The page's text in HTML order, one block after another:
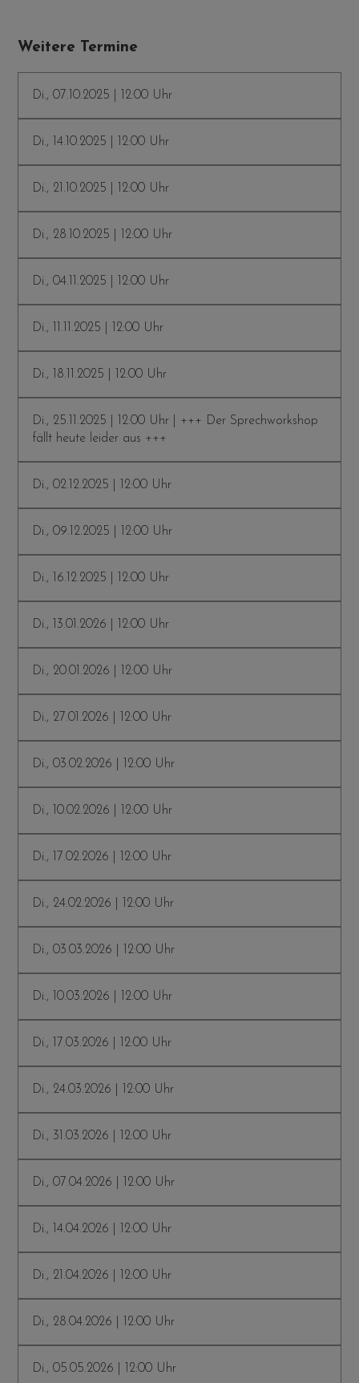
Weitere Termine
Di., 07.10.2025 | 12:00 Uhr
Di., 14.10.2025 | 12:00 Uhr
Di., 21.10.2025 | 12:00 Uhr
Di., 28.10.2025 | 12:00 Uhr
Di., 04.11.2025 | 12:00 Uhr
Di., 11.11.2025 | 12:00 Uhr
Di., 18.11.2025 | 12:00 Uhr
Di., 25.11.2025 | 12:00 Uhr | +++ Der Sprechworkshop
fällt heute leider aus +++
Di., 02.12.2025 | 12:00 Uhr
Di., 09.12.2025 | 12:00 Uhr
Di., 16.12.2025 | 12:00 Uhr
Di., 13.01.2026 | 12:00 Uhr
Di., 20.01.2026 | 12:00 Uhr
Di., 27.01.2026 | 12:00 Uhr
Di., 03.02.2026 | 12:00 Uhr
Di., 10.02.2026 | 12:00 Uhr
Di., 17.02.2026 | 12:00 Uhr
Di., 24.02.2026 | 12:00 Uhr
Di., 03.03.2026 | 12:00 Uhr
Di., 10.03.2026 | 12:00 Uhr
Di., 17.03.2026 | 12:00 Uhr
Di., 24.03.2026 | 12:00 Uhr
Di., 31.03.2026 | 12:00 Uhr
Di., 07.04.2026 | 12:00 Uhr
Di., 14.04.2026 | 12:00 Uhr
Di., 21.04.2026 | 12:00 Uhr
Di., 28.04.2026 | 12:00 Uhr
Di., 05.05.2026 | 12:00 Uhr